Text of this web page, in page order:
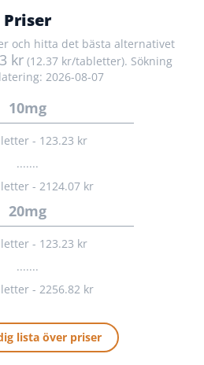
Priser
och hitta det bästa alternativet
kr(12.37 kr/tabletter). Sökning
2026-08-07
10mg
- 123.23 kr
.......
- 2124.07 kr
20mg
- 123.23 kr
.......
- 2256.82 kr
lista över priser